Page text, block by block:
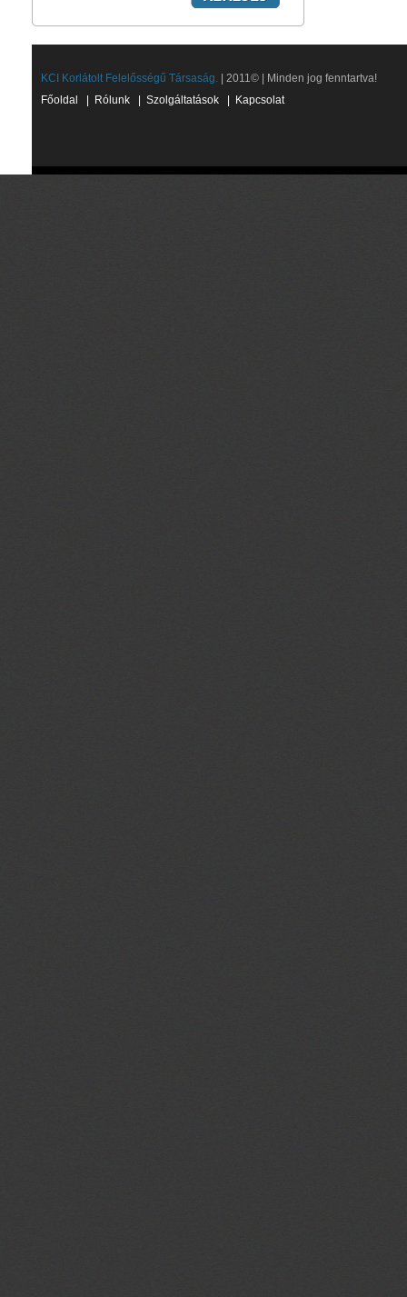
KCI Korlátolt Felelősségű Társaság. | 2011© | Minden jog fenntartva!
Főoldal
Rólunk Szolgáltatások Kapcsolat